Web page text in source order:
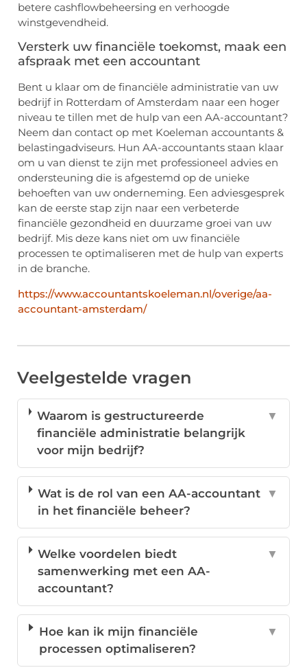
betere cashflowbeheersing en verhoogde
winstgevendheid.
Versterk uw financiële toekomst, maak een
afspraak met een accountant
Bent u klaar om de financiële administratie van uw
bedrijf in Rotterdam of Amsterdam naar een hoger
niveau te tillen met de hulp van een AA-accountant?
Neem dan contact op met Koeleman accountants &
belastingadviseurs. Hun AA-accountants staan klaar
om u van dienst te zijn met professioneel advies en
ondersteuning die is afgestemd op de unieke
behoeften van uw onderneming. Een adviesgesprek
kan de eerste stap zijn naar een verbeterde
financiële gezondheid en duurzame groei van uw
bedrijf. Mis deze kans niet om uw financiële
processen te optimaliseren met de hulp van experts
in de branche.
https://www.accountantskoeleman.nl/overige/aa-
accountant-amsterdam/
Veelgestelde vragen
Waarom is gestructureerde
financiële administratie belangrijk
voor mijn bedrijf?
▼
Wat is de rol van een AA-accountant
in het financiële beheer?
▼
Welke voordelen biedt
samenwerking met een AA-
accountant?
▼
Hoe kan ik mijn financiële
processen optimaliseren?
▼